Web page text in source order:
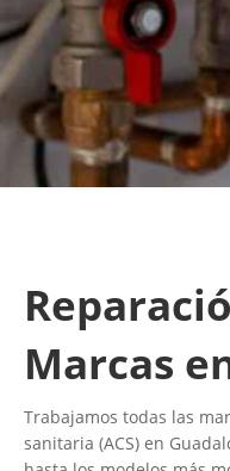
Marcas
Trabajamos todas las
sanitaria (ACS) en